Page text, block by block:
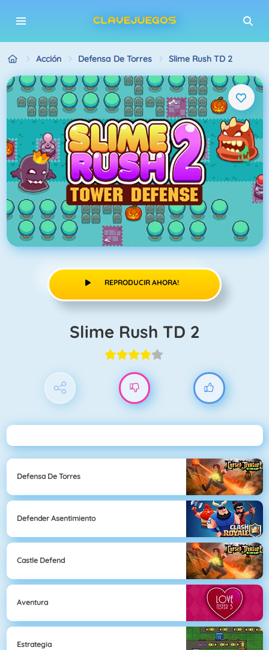
Acción Defensa De Torres Slime Rush TD 2
REPRODUCIR AHORA!
Slime Rush TD 2
Defensa De Torres
Defender Asentimiento
Castle Defend
Aventura
Estrategia